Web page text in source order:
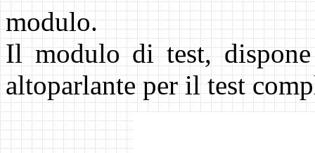
modulo.
Il modulo di test,
altoparlante per il test